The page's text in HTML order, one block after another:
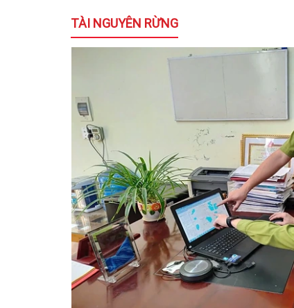
TÀI NGUYÊN RỪNG